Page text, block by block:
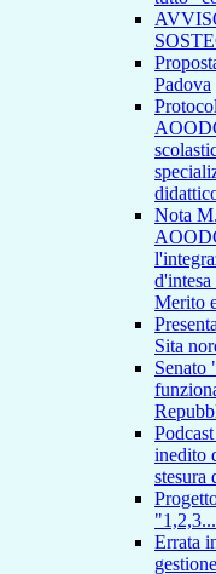
Padova
Nota
Merito
Sita
Senato
inedito
stesura
Errata